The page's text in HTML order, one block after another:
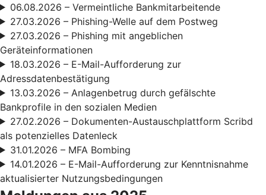
06.08.2026 – Vermeintliche Bankmitarbeitende
27.03.2026 – Phishing-Welle auf dem Postweg
27.03.2026 – Phishing mit angeblichen
Geräteinformationen
18.03.2026 – E-Mail-Aufforderung zur
Adressdatenbestätigung
13.03.2026 – Anlagenbetrug durch gefälschte
Bankprofile in den sozialen Medien
27.02.2026 – Dokumenten-Austauschplattform Scribd
als potenzielles Datenleck
31.01.2026 – MFA Bombing
14.01.2026 – E-Mail-Aufforderung zur Kenntnisnahme
aktualisierter Nutzungsbedingungen